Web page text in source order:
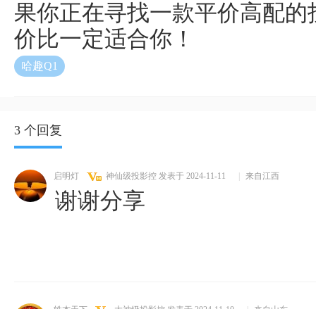
果你正在寻找一款平价高配
价比一定适合你！
哈趣Q1
3 个回复
启明灯 神仙级投影控 发表于 2024-11-11 来自江西
谢谢分享